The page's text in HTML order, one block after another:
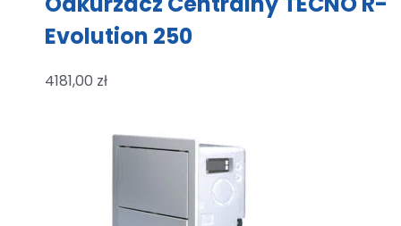
Evolution 250
4181,00 zł